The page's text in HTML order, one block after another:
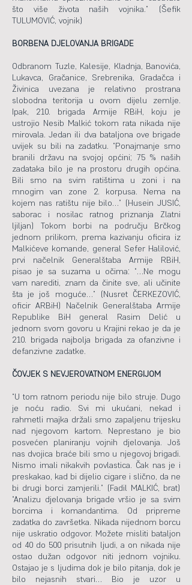
što više života naših vojnika.” (Šefik
TULUMOVIĆ, vojnik)
BORBENA DJELOVANJA BRIGADE
Odbranom Tuzle, Kalesije, Kladnja, Banovića,
Lukavca, Gračanice, Srebrenika, Gradačca i
Živinica uvezana je relativno prostrana
slobodna teritorija u ovom dijelu zemlje.
Ipak, 210. brigada Armije RBiH, koju je
ustrojio Nesib Malkić tokom rata nikada nije
mirovala. Jedan ili dva bataljona ove brigade
uvijek su bili na zadatku. “Ponajmanje smo
branili državu na svojoj općini; 75 % naših
zadataka bilo je na prostoru drugih općina.
Bili smo na svim ratištima u zoni i na
mnogim van zone 2. korpusa. Nema na
kojem nas ratištu nije bilo…” (Husein JUSIĆ,
saborac i nosilac ratnog priznanja Zlatni
ljiljan) Tokom borbi na području Brčkog
jednom prilikom, prema kazivanju oficira iz
Malkićeve komande, general Sefer Halilović,
prvi načelnik Generalštaba Armije RBiH,
pisao je sa suzama u očima: “…Ne mogu
vam narediti, znam da činite sve, ali učinite
šta je još moguće…” (Nusret ČERKEZOVIĆ,
oficir ARBiH) Načelnik Generalštaba Armije
Republike BiH general Rasim Delić u
jednom svom govoru u Krajini rekao je da je
210. brigada najbolja brigada za ofanzivne i
defanzivne zadatke.
ČOVJEK S NEVJEROVATNOM ENERGIJOM
“U tom ratnom periodu nije bilo struje. Dugo
je noću radio. Svi mi ukućani, nekad i
rahmetli majka držali smo zapaljenu trijesku
nad njegovom kartom. Neprestano je bio
posvećen planiranju vojnih djelovanja. Još
nas dvojica braće bili smo u njegovoj brigadi.
Nismo imali nikakvih povlastica. Čak nas je i
preskakao, kad bi dijelio cigare i slično, da ne
bi drugi borci zamjerili.” (Fadil MALKIĆ, brat)
“Analizu djelovanja brigade vršio je sa svim
borcima i komandantima. Od pripreme
zadatka do završetka. Nikada nijednom borcu
nije uskratio odgovor. Možete misliti bataljon
od 40 do 500 prisutnih ljudi, a on nikada nije
ostao dužan odgovor niti jednom vojniku.
Ostajao je s ljudima dok je bilo pitanja, dok je
bilo nejasnih stvari… Bio je uzor u